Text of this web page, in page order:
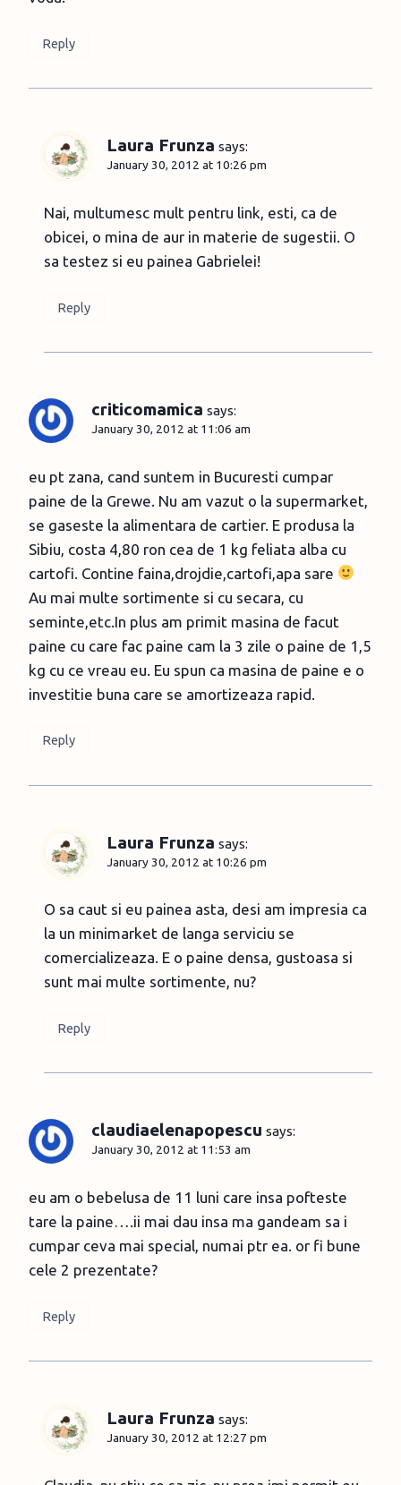
Reply
Laura Frunza says:
January 30, 2012 at 10:26 pm
Nai, multumesc mult pentru link, esti, ca de
obicei, o mina de aur in materie de sugestii. O
sa testez si eu painea Gabrielei!
Reply
criticomamica says:
January 30, 2012 at 11:06 am
eu pt zana, cand suntem in Bucuresti cumpar
paine de la Grewe. Nu am vazut o la supermarket,
se gaseste la alimentara de cartier. E produsa la
Sibiu, costa 4,80 ron cea de 1 kg feliata alba cu
cartofi. Contine faina,drojdie,cartofi,apa sare
Au mai multe sortimente si cu secara, cu
seminte,etc.In plus am primit masina de facut
paine cu care fac paine cam la 3 zile o paine de 1,5
kg cu ce vreau eu. Eu spun ca masina de paine e o
investitie buna care se amortizeaza rapid.
Reply
Laura Frunza says:
January 30, 2012 at 10:26 pm
O sa caut si eu painea asta, desi am impresia ca
la un minimarket de langa serviciu se
comercializeaza. E o paine densa, gustoasa si
sunt mai multe sortimente, nu?
Reply
claudiaelenapopescu says:
January 30, 2012 at 11:53 am
eu am o bebelusa de 11 luni care insa pofteste
tare la paine….ii mai dau insa ma gandeam sa i
cumpar ceva mai special, numai ptr ea. or fi bune
cele 2 prezentate?
Reply
Laura Frunza says:
January 30, 2012 at 12:27 pm